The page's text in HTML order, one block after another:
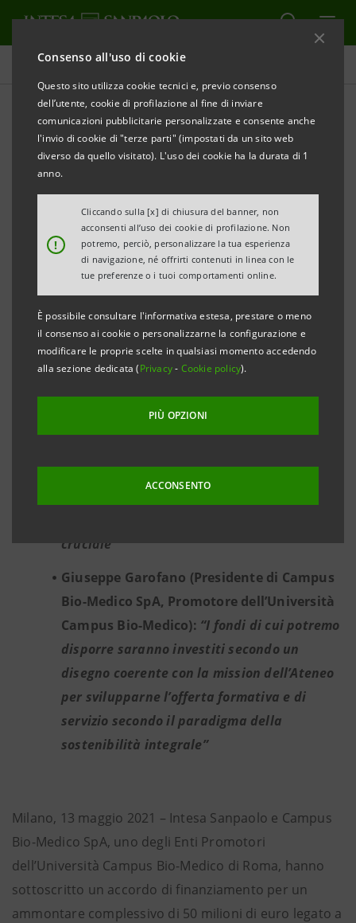
Consenso all'uso di cookie
Questo sito utilizza cookie tecnici e, previo consenso
dell’utente, cookie di profilazione al fine di inviare
comunicazioni pubblicitarie personalizzate e consente anche
l'invio di cookie di "terze parti" (impostati da un sito web
diverso da quello visitato). L'uso dei cookie ha la durata di 1
anno.
!
Cliccando sulla [x] di chiusura del banner, non
acconsenti all’uso dei cookie di profilazione. Non
potremo, perciò, personalizzare la tua esperienza
di navigazione, né offrirti contenuti in linea con le
tue preferenze o i tuoi comportamenti online.
È possibile consultare l'informativa estesa, prestare o meno
il consenso ai cookie o personalizzarne la configurazione e
modificare le proprie scelte in qualsiasi momento accedendo
alla sezione dedicata (Privacy- Cookie policy).
PIÙ OPZIONI
ACCONSENTO
Comunicati stampa
STAMPA AGGIORNA
INTESA SANPAOLO SOSTIENE LO SVILUPPO
DELL’UNIVERSITA’ CAMPUS BIO-MEDICO DI ROMA
CON UN FINANZIAMENTO DI 50 MILIONI CON
CARATTERISTICHE INNOVATIVE DI SOSTENIBILITÀ
L’operazione sarà finalizzata a supportare
la costruzione di nuove infrastrutture
universitarie con caratteristiche di
sostenibilità ed efficienza energetica
Richard Zatta (Responsabile Global
Corporate della Divisione IMI CIB di Intesa
In un momento come quello
effetti della crisi pandemica, il sostegno al
cruciale”
Giuseppe Garofano (Presidente di Campus
Bio-Medico SpA, Promotore dell’Università
Campus Bio-Medico): “I fondi di cui potremo
disporre saranno investiti secondo un
disegno coerente con la mission dell’Ateneo
per svilupparne l’offerta formativa e di
servizio secondo il paradigma della
sostenibilità integrale”
Milano, 13 maggio 2021 – Intesa Sanpaolo e Campus
Bio-Medico SpA, uno degli Enti Promotori
dell’Università Campus Bio-Medico di Roma, hanno
sottoscritto un accordo di finanziamento per un
ammontare complessivo di 50 milioni di euro legato a